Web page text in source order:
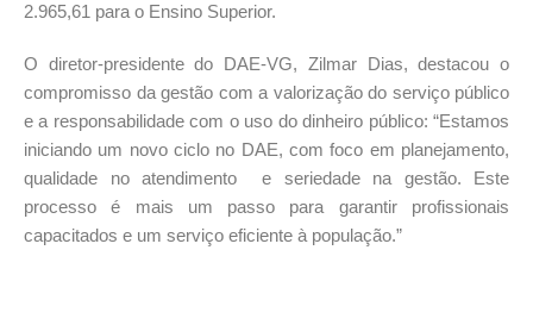
2.965,61 para o Ensino Superior.
O diretor-presidente do DAE-VG, Zilmar Dias, destacou o
compromisso da gestão com a valorização do serviço público
e a responsabilidade com o uso do dinheiro público: “Estamos
iniciando um novo ciclo no DAE, com foco em planejamento,
qualidade no atendimento e seriedade na gestão. Este
processo é mais um passo para garantir profissionais
capacitados e um serviço eficiente à população.”